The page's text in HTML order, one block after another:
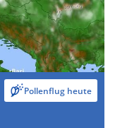
Pollenflug heute